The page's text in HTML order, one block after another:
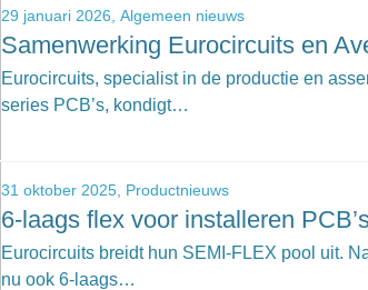
29 januari 2026, Algemeen nieuws
Samenwerking Eurocircuits en
Eurocircuits, specialist in de productie en
series PCB’s, kondigt…
31 oktober 2025, Productnieuws
6-laags flex voor installeren
Eurocircuits breidt hun SEMI-FLEX pool uit.
nu ook 6-laags…